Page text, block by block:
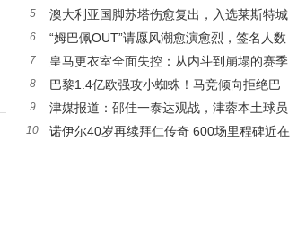
内成为敏感话题？
5
澳大利亚国脚苏塔伤愈复出，入选莱斯特城
比赛名单引关注
6
“姆巴佩OUT”请愿风潮愈演愈烈，签名人数
突破千万大关
7
皇马更衣室全面失控：从内斗到崩塌的赛季
噩梦
8
巴黎1.4亿欧强攻小蜘蛛！马竞倾向拒绝巴
萨，转会市场三强争霸白热化
9
津媒报道：邵佳一泰达观战，津蓉本土球员
表现抢眼，展望亚洲杯分组
10
诺伊尔40岁再续拜仁传奇 600场里程碑近在